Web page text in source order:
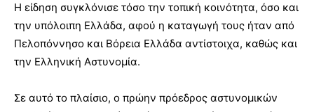
Η είδηση συγκλόνισε τόσο την τοπική κοινότητα, όσο και
την υπόλοιπη Ελλάδα, αφού η καταγωγή τους ήταν από
Πελοπόννησο και Βόρεια Ελλάδα αντίστοιχα, καθώς και
την Ελληνική Αστυνομία.
Σε αυτό το πλαίσιο, ο πρώην πρόεδρος αστυνομικών